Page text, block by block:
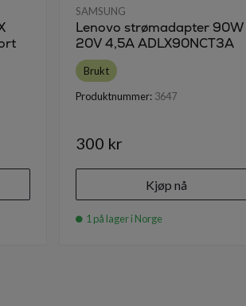
SAMSUNG
Lenovo strømadapter 90W
20V 4,5A ADLX90NCT3A
Brukt
Produktnummer: 3647
300 kr
Kjøp nå
1 på lager i Norge